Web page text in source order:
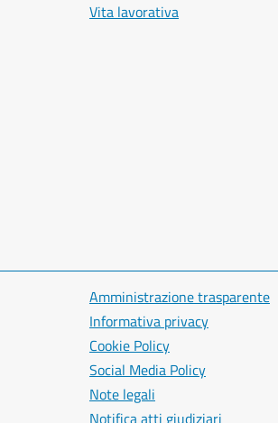
Vita lavorativa
Amministrazione trasparente
Informativa privacy
Cookie Policy
Social Media Policy
Note legali